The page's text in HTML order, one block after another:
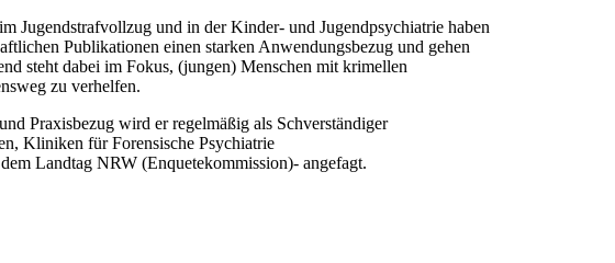
Jugendstrafvollzug und in der Kinder- und Jugendpsychiatrie haben
Publikationen einen starken Anwendungsbezug und gehen
steht dabei im Fokus, (jungen) Menschen mit krimellen
zu verhelfen.
Praxisbezug wird er regelmäßig als Schverständiger
Kliniken für Forensische Psychiatrie
Landtag NRW (Enquetekommission)- angefagt.